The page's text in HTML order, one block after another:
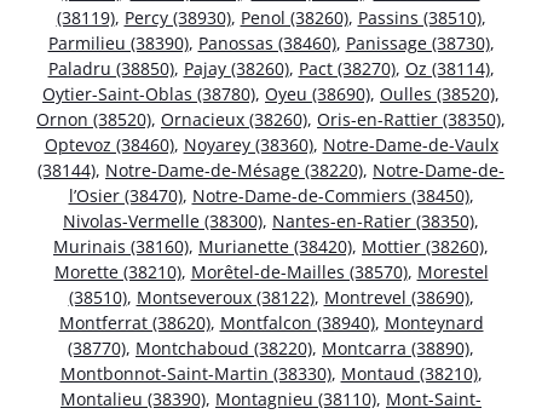
(38119), Percy (38930), Penol (38260), Passins (38510),
Parmilieu (38390), Panossas (38460), Panissage (38730),
Paladru (38850), Pajay (38260), Pact (38270), Oz (38114),
Oytier-Saint-Oblas (38780), Oyeu (38690), Oulles (38520),
Ornon (38520), Ornacieux (38260), Oris-en-Rattier (38350),
Optevoz (38460), Noyarey (38360), Notre-Dame-de-Vaulx
(38144), Notre-Dame-de-Mésage (38220), Notre-Dame-de-
l’Osier (38470), Notre-Dame-de-Commiers (38450),
Nivolas-Vermelle (38300), Nantes-en-Ratier (38350),
Murinais (38160), Murianette (38420), Mottier (38260),
Morette (38210), Morêtel-de-Mailles (38570), Morestel
(38510), Montseveroux (38122), Montrevel (38690),
Montferrat (38620), Montfalcon (38940), Monteynard
(38770), Montchaboud (38220), Montcarra (38890),
Montbonnot-Saint-Martin (38330), Montaud (38210),
Montalieu (38390), Montagnieu (38110), Mont-Saint-